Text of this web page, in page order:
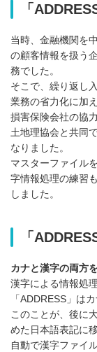
「
当時、金融機関を
の顧客情報を扱う
務でした。
そこで、繰り返し
業務の省力化に加
損害保険会社の協
土地理協会と共同
なりました。
マスターファイル
字情報処理の練習
しました。
「
カナと漢字の両方
漢字による情報処
「ADDRESS」は
このことが、後に
めた日本語表記に
自動で漢字ファイ